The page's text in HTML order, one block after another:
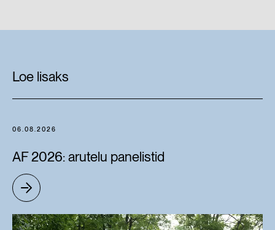
Loe lisaks
06.08.2026
AF 2026: arutelu panelistid